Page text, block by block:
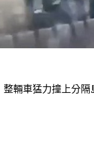
輛車猛力撞上分